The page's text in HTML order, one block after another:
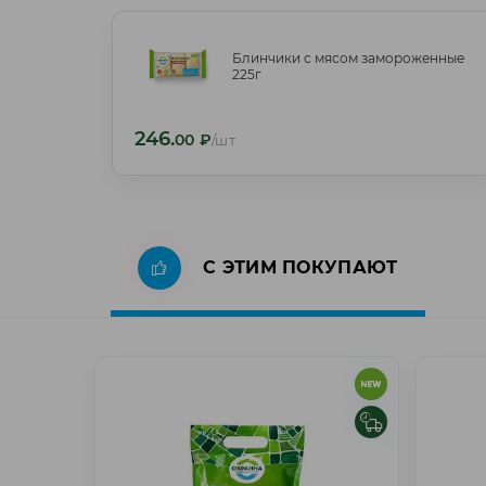
Блинчики с мясом замороженные
225г
246.00 ₽/шт
Блинчики с мясом замороженные
225г
246.00 ₽/шт
С ЭТИМ ПОКУПАЮТ